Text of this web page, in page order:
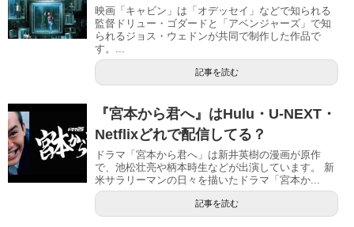
映画「キャビン」は「オデッセイ」などで知られる
監督ドリュー・ゴダードと「アベンジャーズ」で知
られるジョス・ウェドンが共同で制作した作品で
す。...
記事を読む
『宮本から君へ』はHulu・U-NEXT・
Netflixどれで配信してる？
ドラマ「宮本から君へ」は新井英樹の漫画が原作
で、池松壮亮や柄本時生などが出演しています。 新
米サラリーマンの日々を描いたドラマ「宮本か...
記事を読む